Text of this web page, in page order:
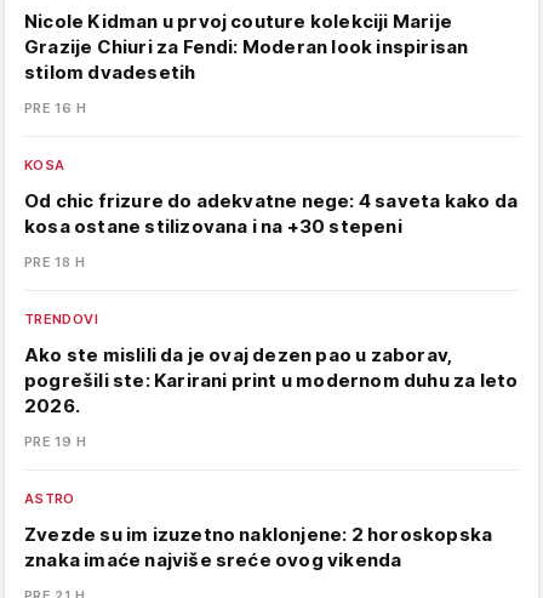
Nicole Kidman u prvoj couture kolekciji Marije
Grazije Chiuri za Fendi: Moderan look inspirisan
stilom dvadesetih
PRE 16 H
KOSA
Od chic frizure do adekvatne nege: 4 saveta kako da
kosa ostane stilizovana i na +30 stepeni
PRE 18 H
TRENDOVI
Ako ste mislili da je ovaj dezen pao u zaborav,
pogrešili ste: Karirani print u modernom duhu za leto
2026.
PRE 19 H
ASTRO
Zvezde su im izuzetno naklonjene: 2 horoskopska
znaka imaće najviše sreće ovog vikenda